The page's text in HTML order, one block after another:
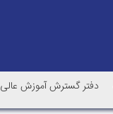
دفتر گسترش آموزش عالی